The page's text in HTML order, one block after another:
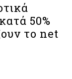
50%
το net